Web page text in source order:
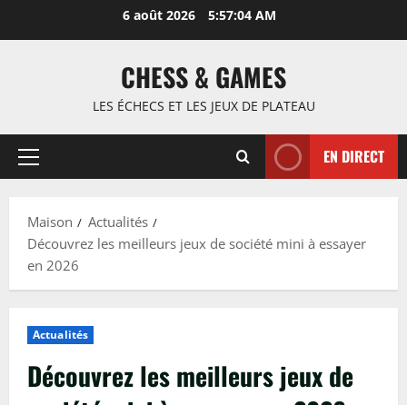
6 août 2026 5:57:05 AM
CHESS & GAMES
LES ÉCHECS ET LES JEUX DE PLATEAU
Menu
EN DIRECT
Maison
Actualités
Découvrez les meilleurs jeux de société mini à essayer
en 2026
Actualités
Découvrez les meilleurs jeux de